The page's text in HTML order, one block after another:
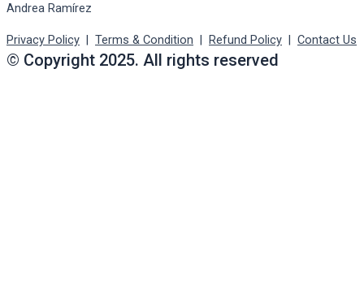
Andrea Ramírez
Privacy Policy | Terms & Condition | Refund Policy | Contact Us
© Copyright 2025. All rights reserved